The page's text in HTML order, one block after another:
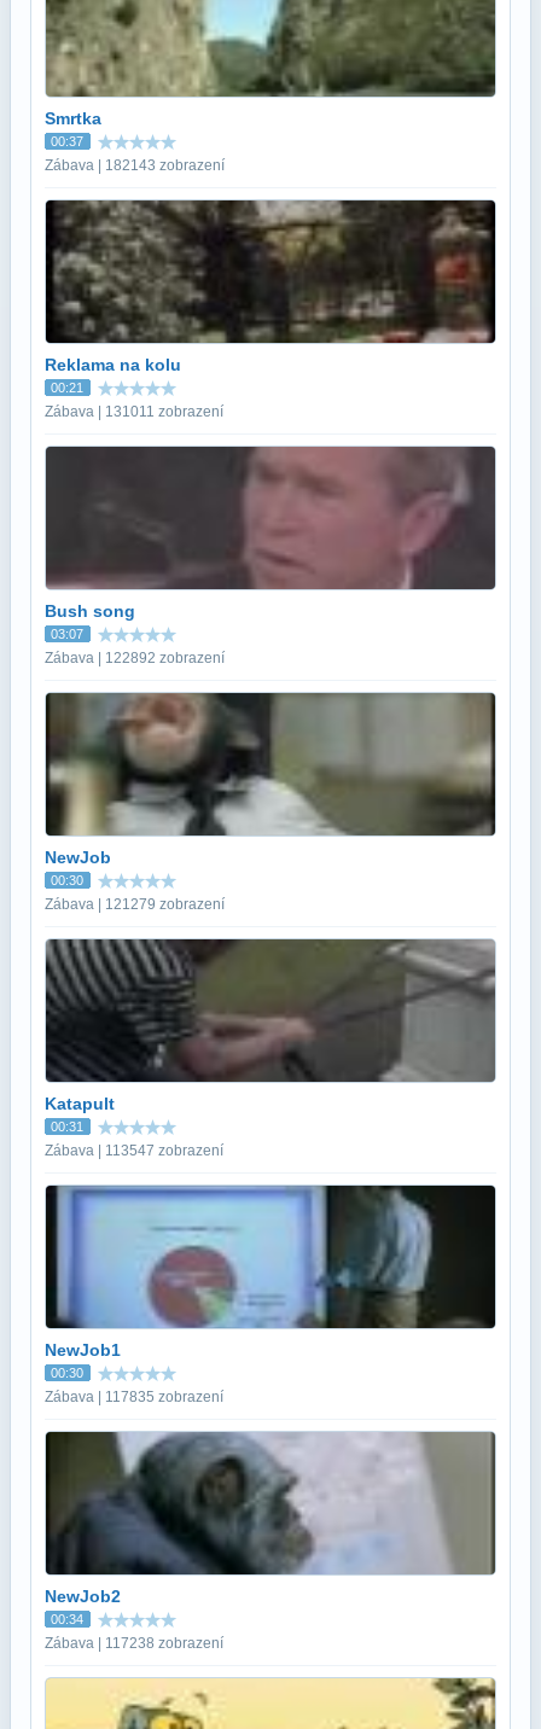
Smrtka
00:37
Zábava | 182143 zobrazení
Reklama na kolu
00:21
Zábava | 131011 zobrazení
Bush song
03:07
Zábava | 122892 zobrazení
NewJob
00:30
Zábava | 121279 zobrazení
Katapult
00:31
Zábava | 113547 zobrazení
NewJob1
00:30
Zábava | 117835 zobrazení
NewJob2
00:34
Zábava | 117238 zobrazení